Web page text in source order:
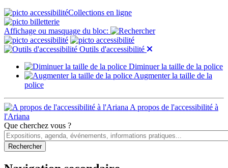
Collections en ligne
Affichage ou masquage du bloc:
Outils d'accessibilité
Diminuer la taille de la police
Augmenter la taille de la
police
A propos de l'accessibilité à
l'Ariana
Que cherchez vous ?